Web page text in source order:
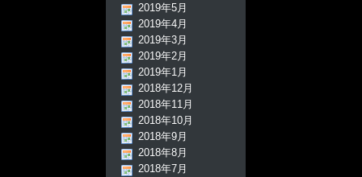
2019年5月
2019年4月
2019年3月
2019年2月
2019年1月
2018年12月
2018年11月
2018年10月
2018年9月
2018年8月
2018年7月